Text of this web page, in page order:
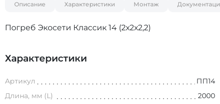
Описание Характеристики Монтаж
Погреб Экосети Классик 14 (2х2х2,2)
Характеристики
Артикул
ПП14
Длина, мм (L)
2000